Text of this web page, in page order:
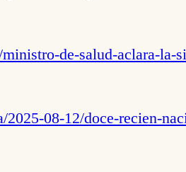
de-salud-aclara-
2025-08-12/doce-recien-